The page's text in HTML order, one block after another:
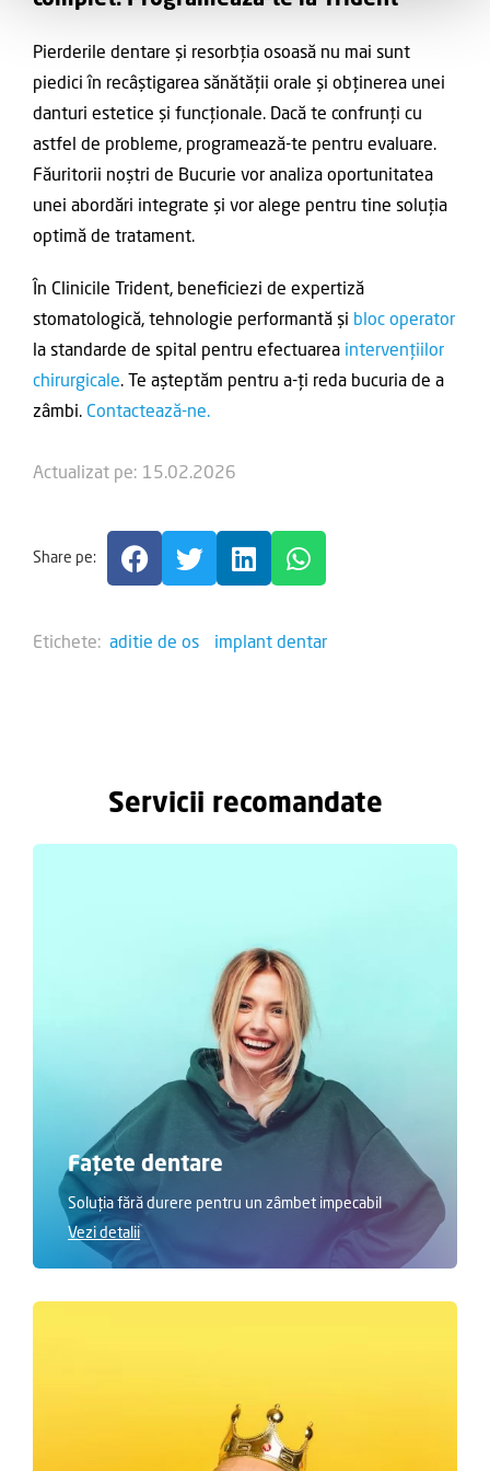
Pierderile dentare și resorbția osoasă nu mai sunt
piedici în recâștigarea sănătății orale și obținerea unei
danturi estetice și funcționale. Dacă te confrunți cu
astfel de probleme, programează-te pentru evaluare.
Făuritorii noștri de Bucurie vor analiza oportunitatea
unei abordări integrate și vor alege pentru tine soluția
optimă de tratament.
În Clinicile Trident, beneficiezi de expertiză
stomatologică, tehnologie performantă și bloc operator
la standarde de spital pentru efectuarea intervențiilor
chirurgicale. Te așteptăm pentru a-ți reda bucuria de a
zâmbi. Contactează-ne.
Actualizat pe: 15.02.2026
Share pe:
Etichete: aditie de os implant dentar
Servicii recomandate
Fațete dentare
Soluția fără durere pentru un zâmbet impecabil
Vezi detalii